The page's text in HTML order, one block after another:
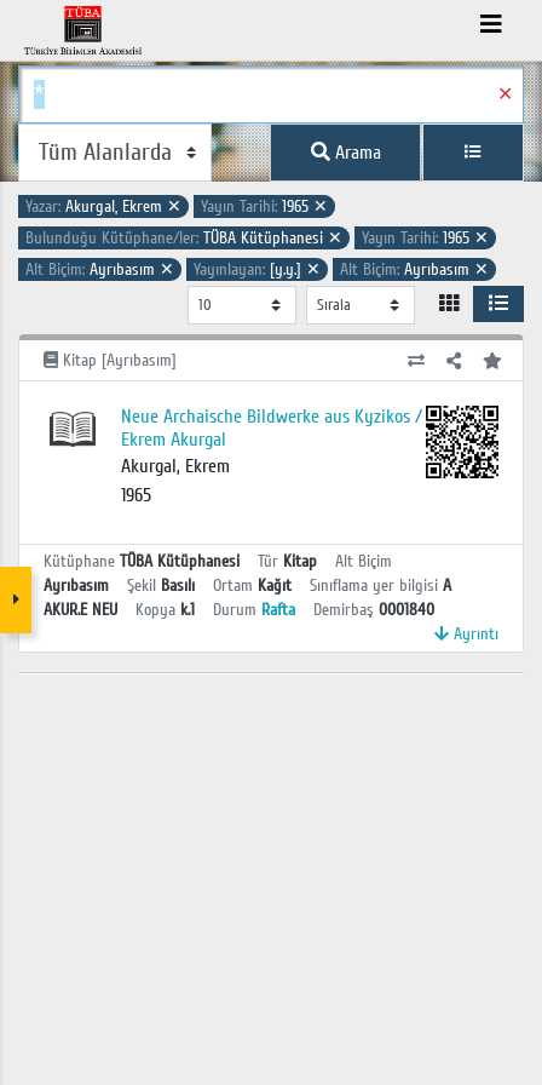
✕
Arama
Yazar: Akurgal, Ekrem ✕ Yayın Tarihi: 1965 ✕
Bulunduğu Kütüphane/ler: TÜBA Kütüphanesi ✕ Yayın Tarihi: 1965 ✕
Alt Biçim: Ayrıbasım ✕ Yayınlayan: [y.y.] ✕ Alt Biçim: Ayrıbasım ✕
Kitap [Ayrıbasım]
Neue Archaische Bildwerke aus Kyzikos /
Ekrem Akurgal
Akurgal, Ekrem
1965
Kütüphane TÜBA Kütüphanesi Tür Kitap
Alt Biçim
Ayrıbasım
Şekil Basılı Ortam Kağıt Sınıflama yer bilgisi A
AKUR.E NEU
Kopya k.1 Durum Rafta Demirbaş 0001840
Ayrıntı